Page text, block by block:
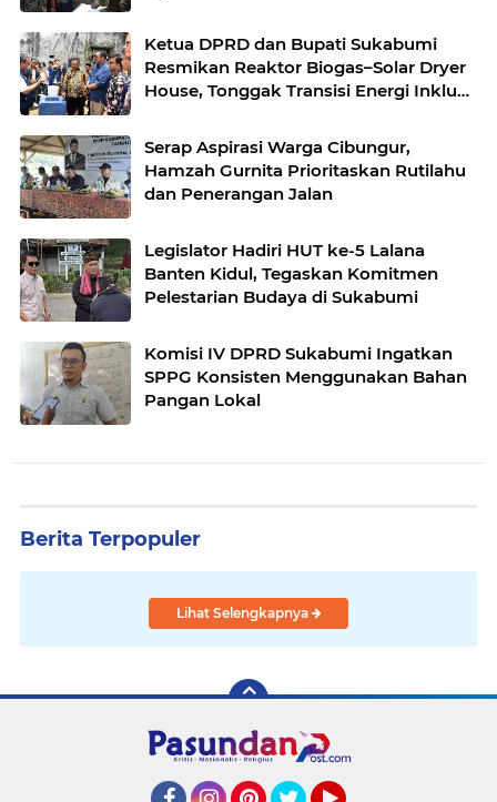
Ketua DPRD dan Bupati Sukabumi
Resmikan Reaktor Biogas–Solar Dryer
House, Tonggak Transisi Energi Inklusif
Serap Aspirasi Warga Cibungur,
Hamzah Gurnita Prioritaskan Rutilahu
dan Penerangan Jalan
Legislator Hadiri HUT ke-5 Lalana
Banten Kidul, Tegaskan Komitmen
Pelestarian Budaya di Sukabumi
Komisi IV DPRD Sukabumi Ingatkan
SPPG Konsisten Menggunakan Bahan
Pangan Lokal
Berita Terpopuler
Lihat Selengkapnya